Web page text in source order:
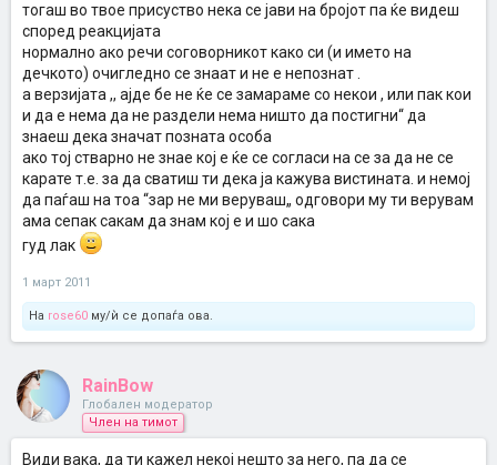
тогаш во твое присуство нека се јави на бројот па ќе видеш
според реакцијата
нормално ако речи соговорникот како си (и името на
дечкото) очигледно се знаат и не е непознат .
а верзијата ,, ајде бе не ќе се замараме со некои , или пак кои
и да е нема да не раздели нема ништо да постигни“ да
знаеш дека значат позната особа
ако тој стварно не знае кој е ќе се согласи на се за да не се
карате т.е. за да сватиш ти дека ја кажува вистината. и немој
да паѓаш на тоа “зар не ми веруваш„ одговори му ти верувам
ама сепак сакам да знам кој е и шо сака
гуд лак
1 март 2011
На rose60 му/ѝ се допаѓа ова.
RainBow
Глобален модератор
Член на тимот
Види вака, да ти кажел некој нешто за него, па да се